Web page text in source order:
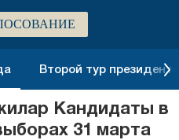
Второй тур
Кандидаты в
31 марта